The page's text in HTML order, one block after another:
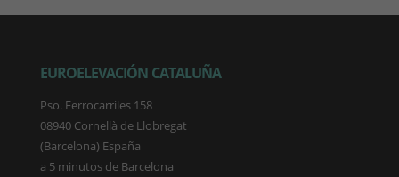
EUROELEVACIÓN CATALUÑA
Pso. Ferrocarriles 158
08940 Cornellà de Llobregat
(Barcelona) España
a 5 minutos de Barcelona